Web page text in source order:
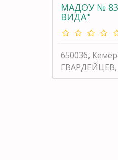
МАДОУ №
ВИДА"
650036,
ГВАРДЕЙЦЕВ,